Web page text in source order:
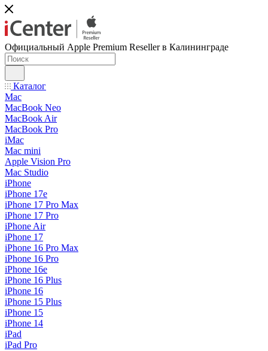
Официальный Apple Premium Reseller в Калининграде
Каталог
Mac
MacBook Neo
MacBook Air
MacBook Pro
iMac
Mac mini
Apple Vision Pro
Mac Studio
iPhone
iPhone 17e
iPhone 17 Pro Max
iPhone 17 Pro
iPhone Air
iPhone 17
iPhone 16 Pro Max
iPhone 16 Pro
iPhone 16e
iPhone 16 Plus
iPhone 16
iPhone 15 Plus
iPhone 15
iPhone 14
iPad
iPad Pro